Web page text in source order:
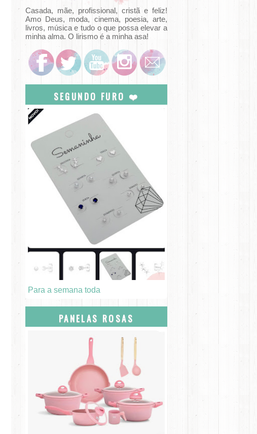
Casada, mãe, profissional, cristã e feliz!
Amo Deus, moda, cinema, poesia, arte,
livros, música e tudo o que possa elevar a
minha alma. O lirismo é a minha asa!
SEGUNDO FURO ❤️
Para a semana toda
PANELAS ROSAS